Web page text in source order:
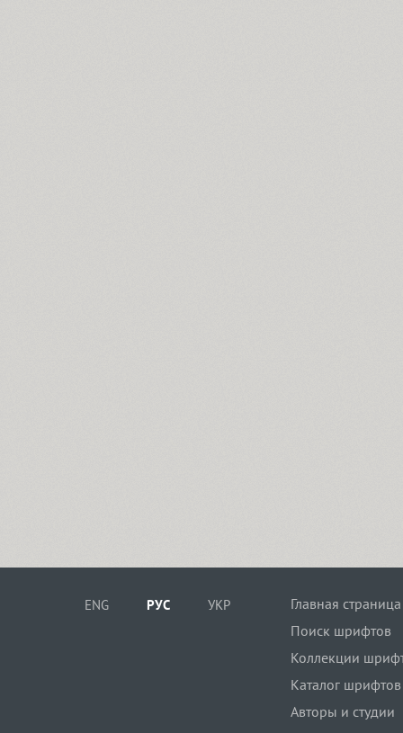
ENG РУС УКР
Главная страница
Поиск шрифтов
Коллекции
Каталог шрифтов
Авторы и студии